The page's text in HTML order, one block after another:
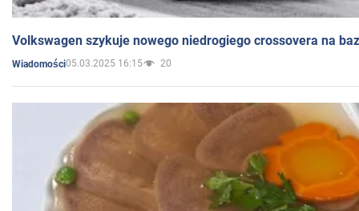
Volkswagen szykuje nowego niedrogiego crossovera na
Wiadomości05.03.2025 16:15 20